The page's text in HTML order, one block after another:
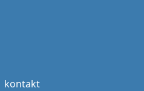
kontakt